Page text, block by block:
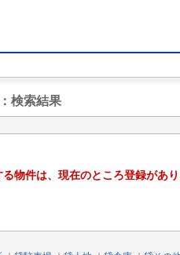
：検索結果
物件は、現在のところ登録があり